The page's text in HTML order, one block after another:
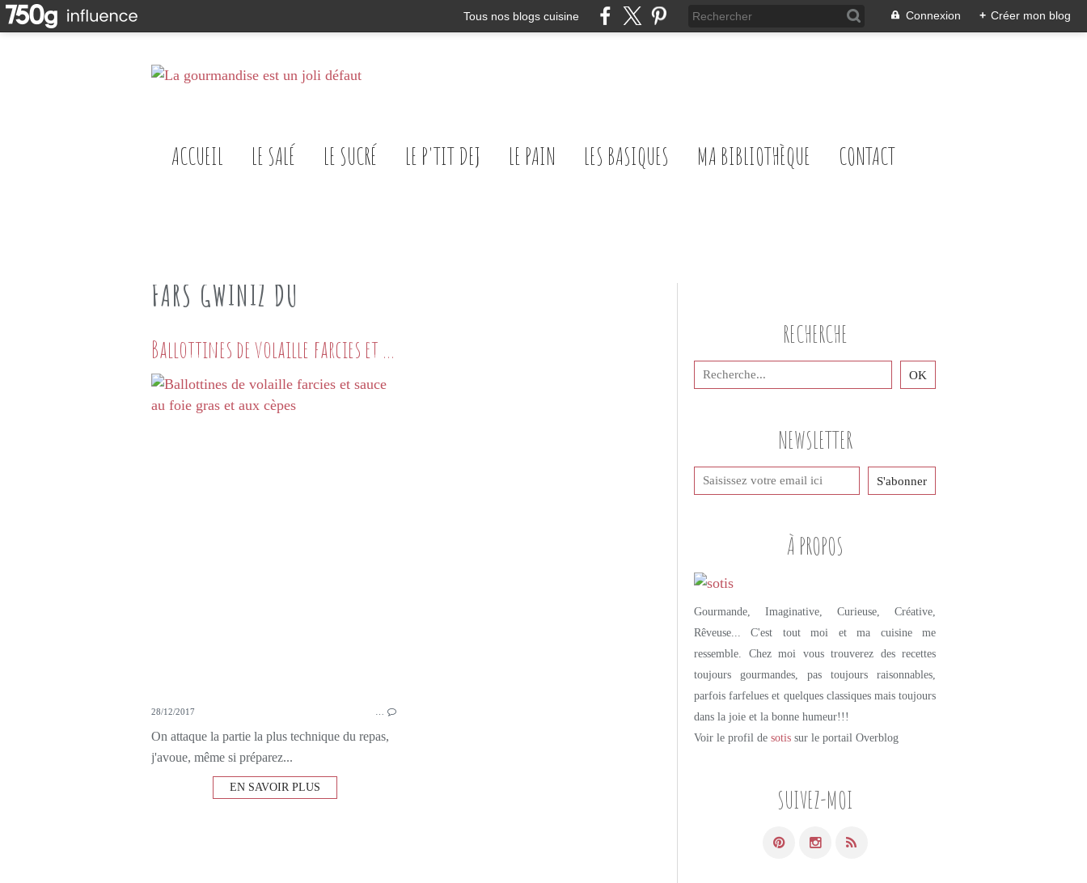
Tous nos blogs cuisine Connexion + Créer mon blog
ACCUEIL LE SALÉ LE SUCRÉ LE P'TIT DEJ LE PAIN LES BASIQUES MA BIBLIOTHÈQUE CONTACT
FARS GWINIZ DU
Ballottines de volaille farcies et sauce au foie gras et aux cèpes
28/12/2017
On attaque la partie la plus technique du repas,
j'avoue, même si préparez...
EN SAVOIR PLUS
NEWSLETTER
SUIVEZ-MOI
RECHERCHE
À PROPOS
Gourmande, Imaginative, Curieuse, Créative,
Rêveuse... C'est tout moi et ma cuisine me
ressemble. Chez moi vous trouverez des recettes
toujours gourmandes, pas toujours raisonnables,
parfois farfelues et quelques classiques mais toujours
dans la joie et la bonne humeur!!!
Voir le profil de sotis sur le portail Overblog